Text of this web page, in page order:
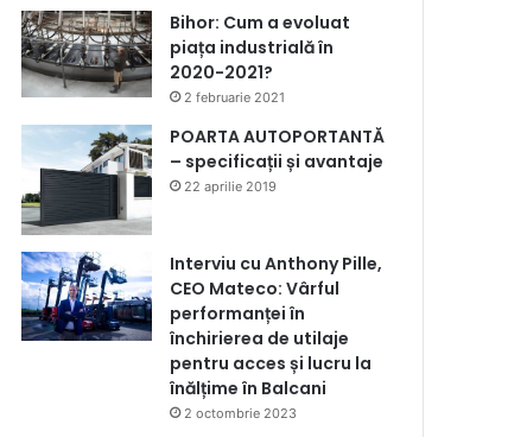
Bihor: Cum a evoluat
piața industrială în
2020-2021?
2 februarie 2021
POARTA AUTOPORTANTĂ
– specificații și avantaje
22 aprilie 2019
Interviu cu Anthony Pille,
CEO Mateco: Vârful
performanței în
închirierea de utilaje
pentru acces și lucru la
înălțime în Balcani
2 octombrie 2023